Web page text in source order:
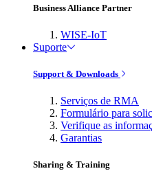
Business Alliance Partner
WISE-IoT
Suporte
Support & Downloads
Serviços de RMA
Formulário para
Verifique as
Garantias
Sharing & Training